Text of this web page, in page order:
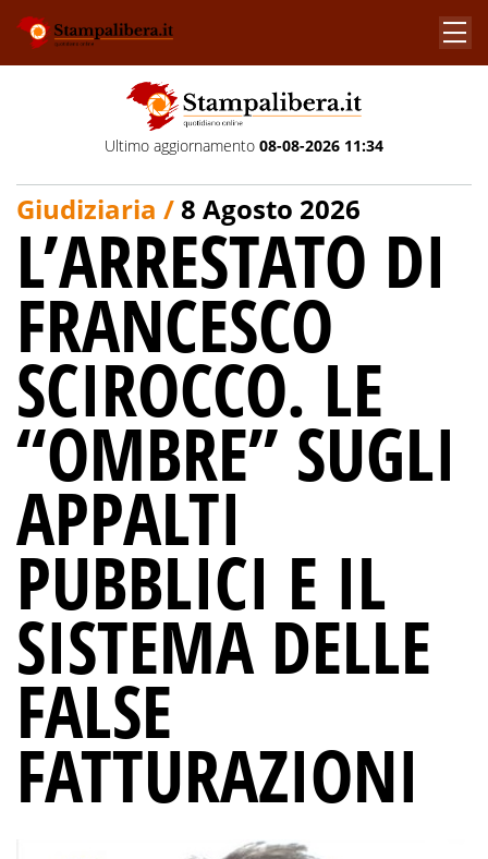
Ultimo aggiornamento 08-08-2026 11:34
Giudiziaria /8 Agosto 2026
L’ARRESTATO DI
FRANCESCO
SCIROCCO. LE
“OMBRE” SUGLI
APPALTI
PUBBLICI E IL
SISTEMA DELLE
FALSE
FATTURAZIONI